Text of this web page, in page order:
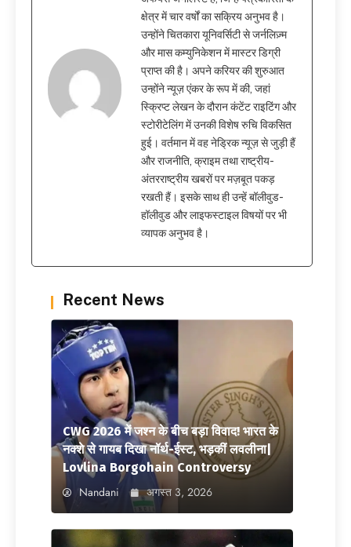
क्षेत्र में चार वर्षों का सक्रिय अनुभव है।
उन्होंने चितकारा यूनिवर्सिटी से जर्नलिज़्म
और मास कम्युनिकेशन में मास्टर डिग्री
प्राप्त की है। अपने करियर की शुरुआत
उन्होंने न्यूज़ एंकर के रूप में की, जहां
स्क्रिप्ट लेखन के दौरान कंटेंट राइटिंग और
स्टोरीटेलिंग में उनकी विशेष रुचि विकसित
हुई। वर्तमान में वह नेड्रिक न्यूज़ से जुड़ी हैं
और राजनीति, क्राइम तथा राष्ट्रीय-
अंतरराष्ट्रीय खबरों पर मज़बूत पकड़
रखती हैं। इसके साथ ही उन्हें बॉलीवुड-
हॉलीवुड और लाइफस्टाइल विषयों पर भी
व्यापक अनुभव है।
Recent News
CWG 2026 में जश्न के बीच बड़ा विवाद! भारत के
नक्शे से गायब दिखा नॉर्थ-ईस्ट, भड़कीं लवलीना|
Lovlina Borgohain Controversy
Nandani अगस्त 3, 2026